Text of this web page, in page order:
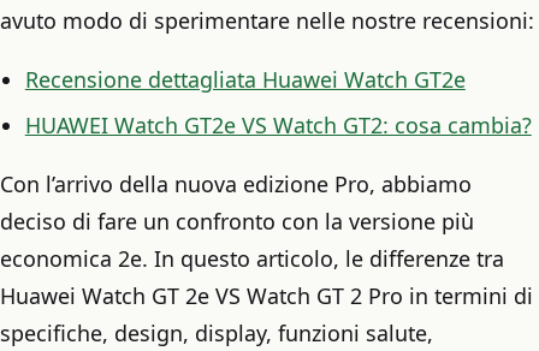
avuto modo di sperimentare nelle nostre recensioni:
Recensione dettagliata Huawei Watch GT2e
HUAWEI Watch GT2e VS Watch GT2: cosa cambia?
Con l’arrivo della nuova edizione Pro, abbiamo
deciso di fare un confronto con la versione più
economica 2e. In questo articolo, le differenze tra
Huawei Watch GT 2e VS Watch GT 2 Pro in termini di
specifiche, design, display, funzioni salute,